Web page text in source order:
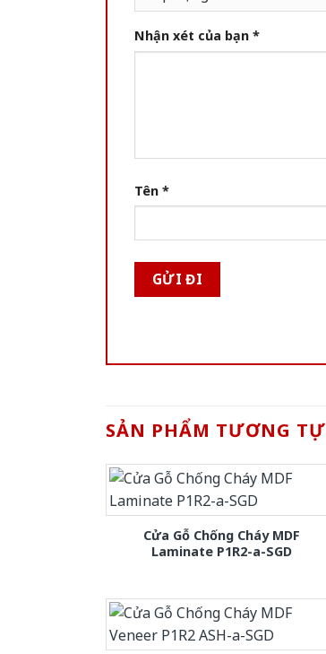
Nhận xét của bạn *
Tên *
SẢN PHẨM TƯƠNG TỰ
Cửa Gỗ Chống Cháy MDF
Laminate P1R2-a-SGD